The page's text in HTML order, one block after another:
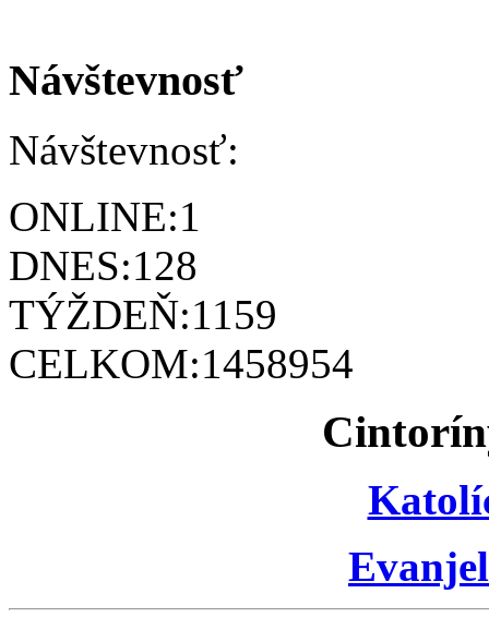
Návštevnosť
Návštevnosť:
ONLINE:1
DNES:128
TÝŽDEŇ:1159
CELKOM:1458954